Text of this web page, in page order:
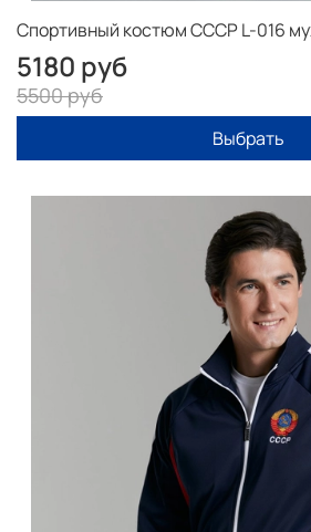
Спортивный костюм СССР L-016
5180 руб
5500 руб
Выбрать